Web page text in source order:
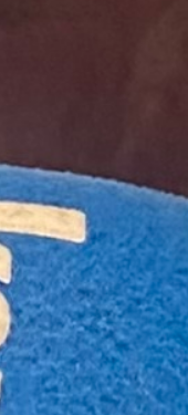
Aargau
zu
dazu hörst
und die
im Porträt
wie
Regeln, 20